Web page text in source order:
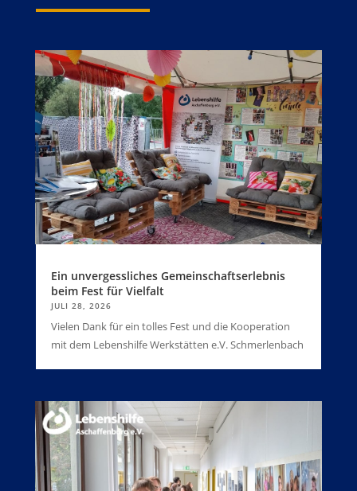
Ein unvergessliches Gemeinschaftserlebnis
beim Fest für Vielfalt
JULI 28, 2026
Vielen Dank für ein tolles Fest und die Kooperation
mit dem Lebenshilfe Werkstätten e.V. Schmerlenbach